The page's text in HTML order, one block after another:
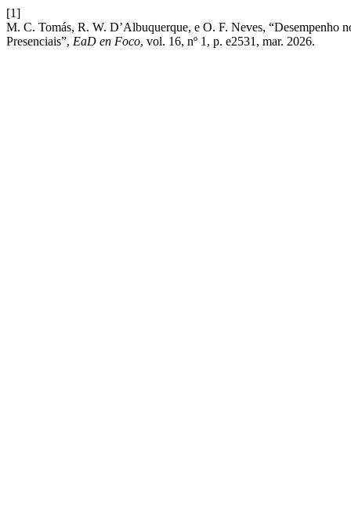
[1]
M. C. Tomás, R. W. D’Albuquerque, e O. F. Neves, “Desempenho
Presenciais”, EaD en Foco, vol. 16, nº 1, p. e2531, mar. 2026.